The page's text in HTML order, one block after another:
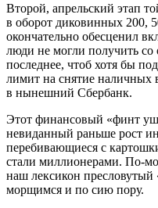
Второй, апрельский этап
в оборот диковинных 200,
окончательно обесценил
люди не могли получить
последнее, чтоб хотя бы
лимит на снятие наличных
в нынешний Сбербанк.
Этот финансовый «финт
невиданный раньше рост
перебивающиеся с
стали миллионерами. По-
наш лексикон
морщимся и по сию пору.